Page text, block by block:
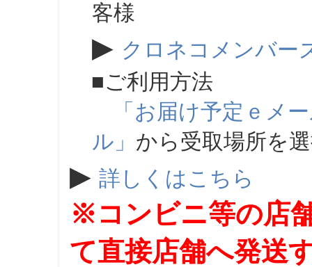
客様
▶ クロネコメンバー
■ご利用方法
「お届け予定ｅメ
ル」 から受取場所を
▶ 詳しくはこちら
※コンビニ等の店
て直接店舗へ発送